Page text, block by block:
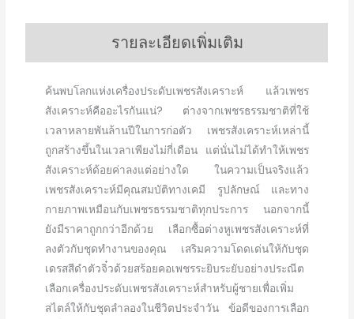
รายละเอียดเพิ่มเติม
ค้นพบโลกแห่งเครื่องประดับเพชรสังเคราะห์ แล้วเพชร
สังเคราะห์คืออะไรกันแน่? ต่างจากเพชรธรรมชาติที่ใช้
เวลาหลายพันล้านปีในการก่อตัว เพชรสังเคราะห์เหล่านี้
ถูกสร้างขึ้นในเวลาเพียงไม่กี่เดือน แต่นั่นไม่ได้ทำให้เพชร
สังเคราะห์ด้อยค่าลงแต่อย่างใด ในความเป็นจริงแล้ว
เพชรสังเคราะห์มีคุณสมบัติทางเคมี รูปลักษณ์ และทาง
กายภาพเหมือนกับเพชรธรรมชาติทุกประการ นอกจากนี้
ยังมีราคาถูกกว่าอีกด้วย เลือกซื้อต่างหูเพชรสังเคราะห์ที่
ลงตัวกับชุดทำงานของคุณ เสริมความโดดเด่นให้กับชุด
เดรสสีดำตัวจิ๋วด้วยสร้อยคอเพชรระยิบระยับอย่างประณีต
เลือกเครื่องประดับเพชรสังเคราะห์สำหรับผู้ชายเพื่อเพิ่ม
สไตล์ให้กับชุดลำลองในชีวิตประจำวัน ข้อดีของการเลือก